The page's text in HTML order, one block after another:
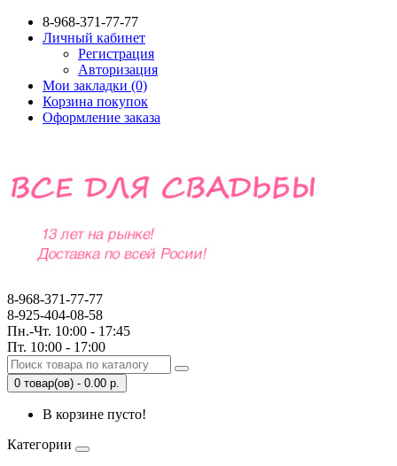
8-968-371-77-77
Личный кабинет
Регистрация
Авторизация
Мои закладки (0)
Корзина покупок
Оформление заказа
8-968-371-77-77
8-925-404-08-58
Пн.-Чт. 10:00 - 17:45
Пт. 10:00 - 17:00
0 товар(ов) - 0.00 р.
В корзине пусто!
Категории